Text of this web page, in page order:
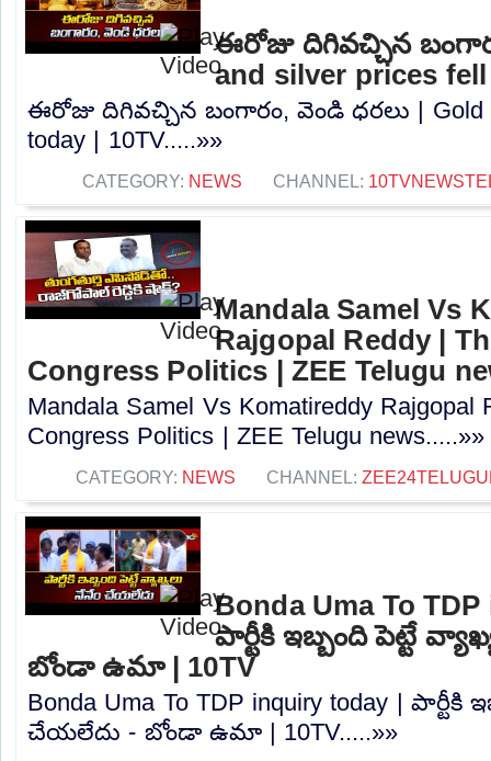
ఈరోజు దిగివచ్చిన
and silver prices
ఈరోజు దిగివచ్చిన బంగారం, వెండి ధరలు | Gold
today | 10TV.....»»
CATEGORY: NEWS CHANNEL:
Mandala Samel Vs
Rajgopal Reddy |
Congress Politics | ZEE Telugu
Mandala Samel Vs Komatireddy Rajgopal
Congress Politics | ZEE Telugu news.....»»
CATEGORY: NEWS CHANNEL:
Bonda Uma To
పార్టీకి ఇబ్బంది పెట్టే
బోండా ఉమా | 10TV
Bonda Uma To TDP inquiry today | పార్టీకి
చేయలేదు - బోండా ఉమా | 10TV.....»»